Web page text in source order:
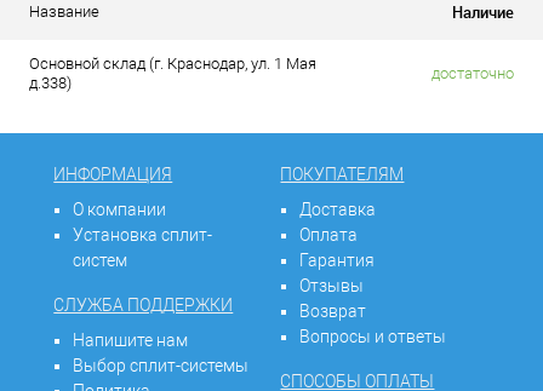
Название Наличие
Основной склад (г. Краснодар, ул. 1 Мая
д.338)
достаточно
ИНФОРМАЦИЯ
О компании
Установка сплит-
систем
СЛУЖБА ПОДДЕРЖКИ
Напишите нам
Выбор сплит-системы
ПОКУПАТЕЛЯМ
Доставка
Оплата
Гарантия
Отзывы
Возврат
Вопросы и ответы
СПОСОБЫ ОПЛАТЫ